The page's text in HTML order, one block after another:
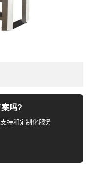
吗?
持和定制化服务